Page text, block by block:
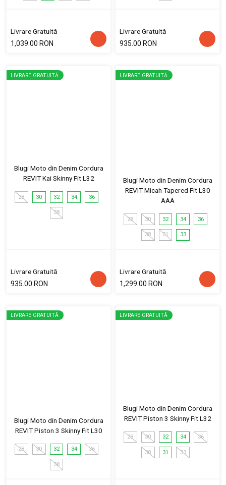
Livrare Gratuită
1,039.00 RON
Livrare Gratuită
935.00 RON
LIVRARE GRATUITĂ
Blugi Moto din Denim Cordura
REVIT Kai Skinny Fit L32
28 30 32 34 36
38
Livrare Gratuită
935.00 RON
LIVRARE GRATUITĂ
Blugi Moto din Denim Cordura
REVIT Micah Tapered Fit L30
AAA
28 30 32 34 36
38 31 33
Livrare Gratuită
1,299.00 RON
LIVRARE GRATUITĂ
Blugi Moto din Denim Cordura
REVIT Piston 3 Skinny Fit L30
28 30 32 34 36
38
LIVRARE GRATUITĂ
Blugi Moto din Denim Cordura
REVIT Piston 3 Skinny Fit L32
28 30 32 34 36
38 31 33